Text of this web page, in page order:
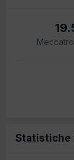
Statistiche